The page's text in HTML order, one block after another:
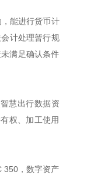
能进行货币计
计处理暂行规
满足确认条件
慧出行数据资
权、加工使用
350，数字资产